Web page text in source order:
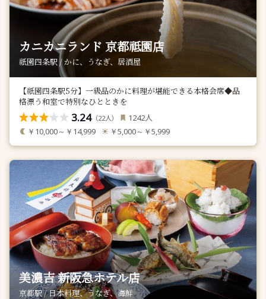
カニカニランド 京都祗園店
祇園四条駅 / かに、うなぎ、居酒屋
【祇園四条駅5分】一級品のかに料理が堪能できる本格会席◆品
格漂う和室で特別なひとときを
3.24（22人） 1242人
￥10,000～￥14,999 ￥5,000～￥5,999
美濃吉 新阪急ホテル店
京都駅 / 日本料理、うなぎ、海鮮